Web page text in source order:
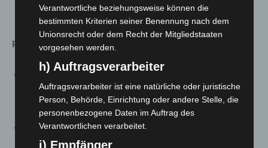
und Ganztagsbetreuung.
Produktionen:
Mit h1: 12 Mitmach- Sendungen „Töne, Tänze, Tasten
im Flimmerkasten“ seit März, tgl. 10 und 14 Uhr mit
Wiederholungen.
Ca. 100 Videos und tutorials, Instrumental, Vokal,
J/R/P, play alongs, Mitmach-Videos für Kinder
Verantwortliche beziehungsweise können die
bestimmten Kriterien seiner Benennung nach dem
Unionsrecht oder dem Recht der Mitgliedstaaten
vorgesehen werden.
h) Auftragsverarbeiter
Auftragsverarbeiter ist eine natürliche oder juristische
Person, Behörde, Einrichtung oder andere Stelle, die
personenbezogene Daten im Auftrag des
Verantwortlichen verarbeitet.
i) Empfänger